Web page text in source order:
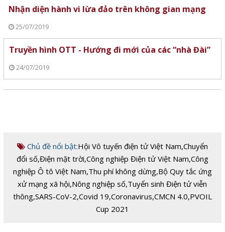
Nhận diện hành vi lừa đảo trên không gian mạng
25/07/2019
Truyền hình OTT - Hướng đi mới của các “nhà Đài”
24/07/2019
Chủ đề nổi bật:Hội Vô tuyến điện tử Việt Nam,Chuyển
đổi số,Điện mặt trời,Công nghiệp Điện tử Việt Nam,Công
nghiệp Ô tô Việt Nam,Thu phí không dừng,Bộ Quy tắc ứng
xử mạng xã hội,Nông nghiệp số,Tuyển sinh Điện tử viễn
thông,SARS-CoV-2,Covid 19,Coronavirus,CMCN 4.0,PVOIL
Cup 2021